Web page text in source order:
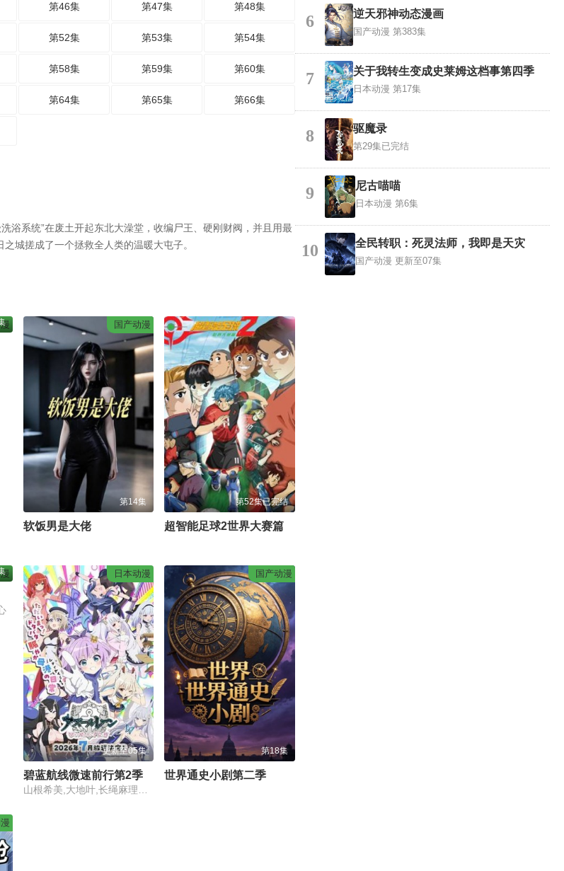
第46集 第47集 第48集
第52集 第53集 第54集
第58集 第59集 第60集
第64集 第65集 第66集
浴系统”在废土开起东北大澡堂，收编尸王、硬刚财阀，并且用最
城搓成了一个拯救全人类的温暖大屯子。
国产动漫
第14集
软饭男是大佬
第52集已完结
超智能足球2世界大赛篇
日本动漫
更新至05集
碧蓝航线微速前行第2季
山根希美,大地叶,长绳麻理亚,阿部里果
国产动漫
第18集
世界通史小剧第二季
6 逆天邪神动态漫画
国产动漫 第383集
7 关于我转生变成史莱姆这档事第四季
日本动漫 第17集
8 驱魔录
第29集已完结
9 尼古喵喵
日本动漫 第6集
10 全民转职：死灵法师，我即是天灾
国产动漫 更新至07集